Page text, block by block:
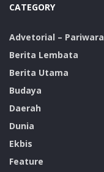
CATEGORY
Advetorial – Pariwara
Berita Lembata
Berita Utama
Budaya
Daerah
Dunia
Ekbis
Feature